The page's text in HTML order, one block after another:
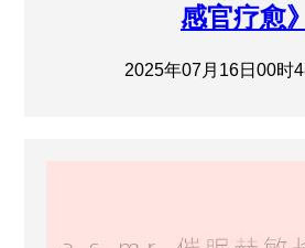
感官疗愈》
2025年07月16日00时